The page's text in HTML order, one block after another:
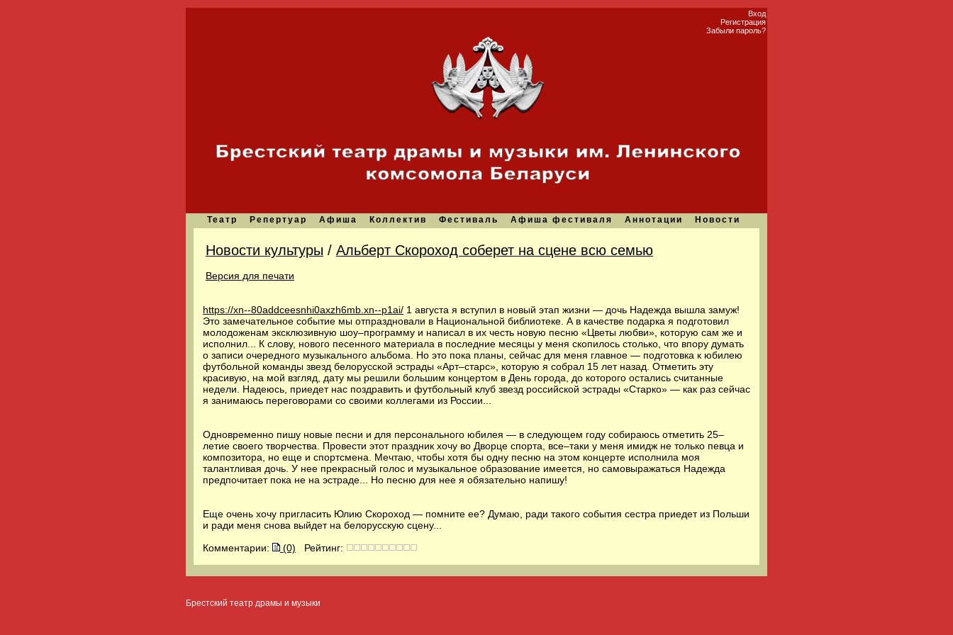
Вход
Регистрация
Забыли пароль?
Театр Репертуар Афиша Коллектив Фестиваль Афиша фестиваля Аннотации Новости
Новости культуры / Альберт Скороход соберет на сцене всю семью
Версия для печати
https://xn--80addceesnhi0axzh6mb.xn--p1ai/ 1 августа я вступил в новый этап жизни — дочь Надежда вышла замуж!
Это замечательное событие мы отпраздновали в Национальной библиотеке. А в качестве подарка я подготовил
молодоженам эксклюзивную шоу–программу и написал в их честь новую песню «Цветы любви», которую сам же и
исполнил... К слову, нового песенного материала в последние месяцы у меня скопилось столько, что впору думать
о записи очередного музыкального альбома. Но это пока планы, сейчас для меня главное — подготовка к юбилею
футбольной команды звезд белорусской эстрады «Арт–старс», которую я собрал 15 лет назад. Отметить эту
красивую, на мой взгляд, дату мы решили большим концертом в День города, до которого остались считанные
недели. Надеюсь, приедет нас поздравить и футбольный клуб звезд российской эстрады «Старко» — как раз сейчас
я занимаюсь переговорами со своими коллегами из России...
Одновременно пишу новые песни и для персонального юбилея — в следующем году собираюсь отметить 25–
летие своего творчества. Провести этот праздник хочу во Дворце спорта, все–таки у меня имидж не только певца и
композитора, но еще и спортсмена. Мечтаю, чтобы хотя бы одну песню на этом концерте исполнила моя
талантливая дочь. У нее прекрасный голос и музыкальное образование имеется, но самовыражаться Надежда
предпочитает пока не на эстраде... Но песню для нее я обязательно напишу!
Еще очень хочу пригласить Юлию Скороход — помните ее? Думаю, ради такого события сестра приедет из Польши
и ради меня снова выйдет на белорусскую сцену...
Комментарии:
(0) Рейтинг:
Брестский театр драмы и музыки